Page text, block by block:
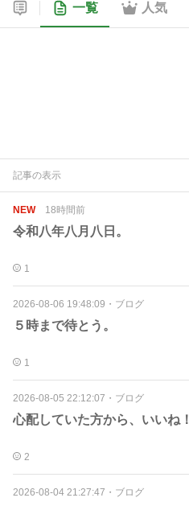
一覧 人気
記事の表示
NEW 18時間前
令和八年八月八日。
1
2026-08-06 19:48:09 ・ ブログ
５時まで待とう。
1
2026-08-05 22:12:07 ・ ブログ
心配していた方から、いいね！
2
2026-08-04 21:27:47 ・ ブログ